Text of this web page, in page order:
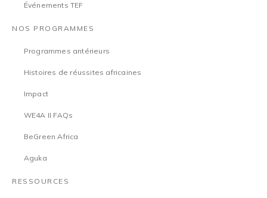
Événements TEF
NOS PROGRAMMES
Programmes antérieurs
Histoires de réussites africaines
Impact
WE4A II FAQs
BeGreen Africa
Aguka
RESSOURCES